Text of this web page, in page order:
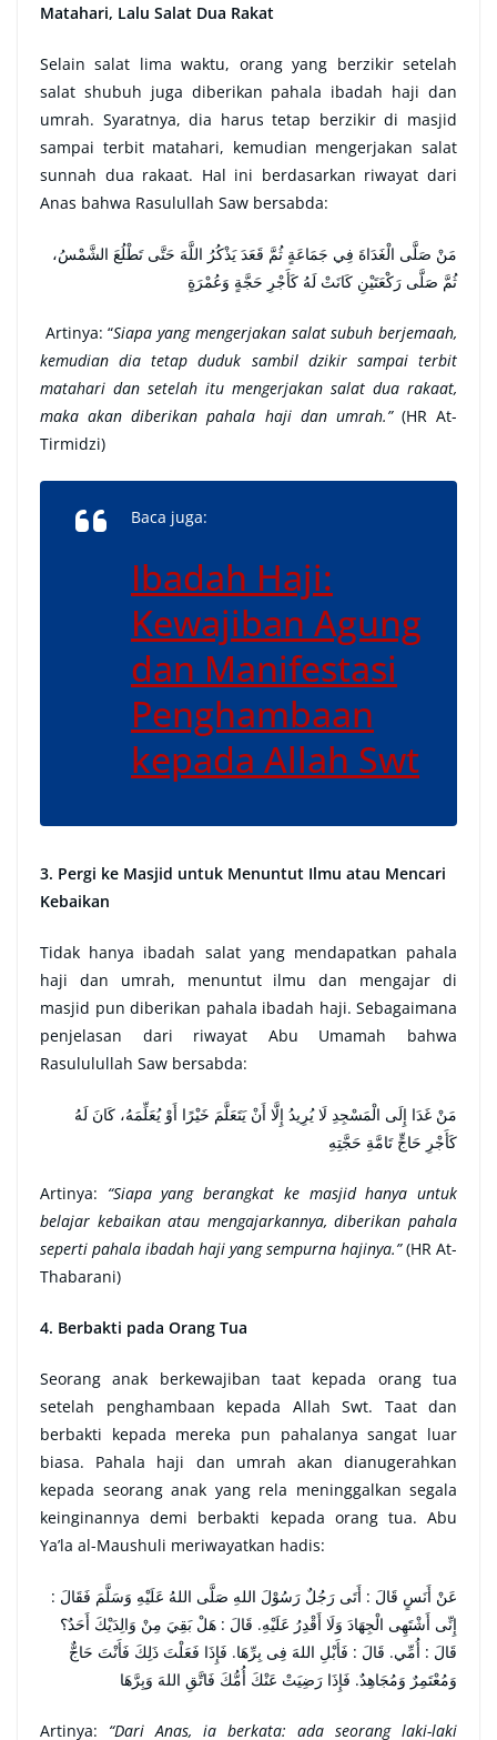
Matahari, Lalu Salat Dua Rakat
Selain salat lima waktu, orang yang berzikir setelah
salat shubuh juga diberikan pahala ibadah haji dan
umrah. Syaratnya, dia harus tetap berzikir di masjid
sampai terbit matahari, kemudian mengerjakan salat
sunnah dua rakaat. Hal ini berdasarkan riwayat dari
Anas bahwa Rasulullah Saw bersabda:
مَنْ صَلَّى الْغَدَاةَ فِي جَمَاعَةٍ ثُمَّ قَعَدَ يَذْكُرُ اللَّهَ حَتَّى تَطْلُعَ الشَّمْسُ،
ثُمَّ صَلَّى رَكْعَتَيْنِ كَانَتْ لَهُ كَأَجْرِ حَجَّةٍ وَعُمْرَةٍ
Artinya: “Siapa yang mengerjakan salat subuh berjemaah,
kemudian dia tetap duduk sambil dzikir sampai terbit
matahari dan setelah itu mengerjakan salat dua rakaat,
maka akan diberikan pahala haji dan umrah.”(HR At-
Tirmidzi)
Baca juga:
Ibadah Haji:
Kewajiban Agung
dan Manifestasi
Penghambaan
kepada Allah Swt
3. Pergi ke Masjid untuk Menuntut Ilmu atau Mencari
Kebaikan
Tidak hanya ibadah salat yang mendapatkan pahala
haji dan umrah, menuntut ilmu dan mengajar di
masjid pun diberikan pahala ibadah haji. Sebagaimana
penjelasan dari riwayat Abu Umamah bahwa
Rasululullah Saw bersabda:
مَنْ غَدَا إِلَى الْمَسْجِدِ لَا يُرِيدُ إِلَّا أَنْ يَتَعَلَّمَ خَيْرًا أَوْ يُعَلِّمَهُ، كَانَ لَهُ
كَأَجْرِ حَاجٍّ تَامَّةِ حَجَّتِهِ
Artinya: “Siapa yang berangkat ke masjid hanya untuk
belajar kebaikan atau mengajarkannya, diberikan pahala
seperti pahala ibadah haji yang sempurna hajinya.”(HR At-
Thabarani)
4. Berbakti pada Orang Tua
Seorang anak berkewajiban taat kepada orang tua
setelah penghambaan kepada Allah Swt. Taat dan
berbakti kepada mereka pun pahalanya sangat luar
biasa. Pahala haji dan umrah akan dianugerahkan
kepada seorang anak yang rela meninggalkan segala
keinginannya demi berbakti kepada orang tua. Abu
Ya’la al-Maushuli meriwayatkan hadis:
إِنِّى أَشْتَهِى الْجِهَادَ وَلَا أَقْدِرُ عَلَيْهِ. قَالَ : هَلْ بَقِيَ مِنْ وَالِدَيْكَ أَحَدٌ؟
قَالَ : أُمِّي. قَالَ : فَأَبْلِ اللهَ فِى بِرِّهَا. فَإِذَا فَعَلْتَ ذَلِكَ فَأَنْتَ حَاجٌّ
وَمُعْتَمِرٌ وَمُجَاهِدٌ. فَإِذَا رَضِيَتْ عَنْكَ أُمُّكَ فَاتَّقِ اللهَ وَبِرَّهَا
Artinya: “Dari Anas, ia berkata: ada seorang laki-laki